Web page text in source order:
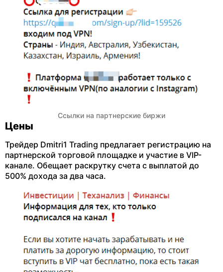
Ссылки на партнерские биржи
Цены
Трейдер Dmitri1 Trading предлагает регистрацию на
партнерской торговой площадке и участие в VIP-
канале. Обещает раскрутку счета с выплатой до
500% дохода за два часа.